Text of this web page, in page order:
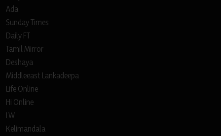
Ada
Sunday Times
Daily FT
Tamil Mirror
Deshaya
Middleeast Lankadeepa
Life Online
Hi Online
LW
Kelimandala